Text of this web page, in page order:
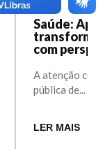
Saúde:
com
A atenção
pública de...
LER MAIS